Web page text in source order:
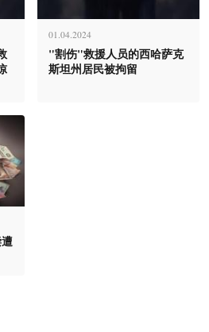
01.04.2024
"割伤"救援人员的西哈萨克
斯坦州居民被拘留